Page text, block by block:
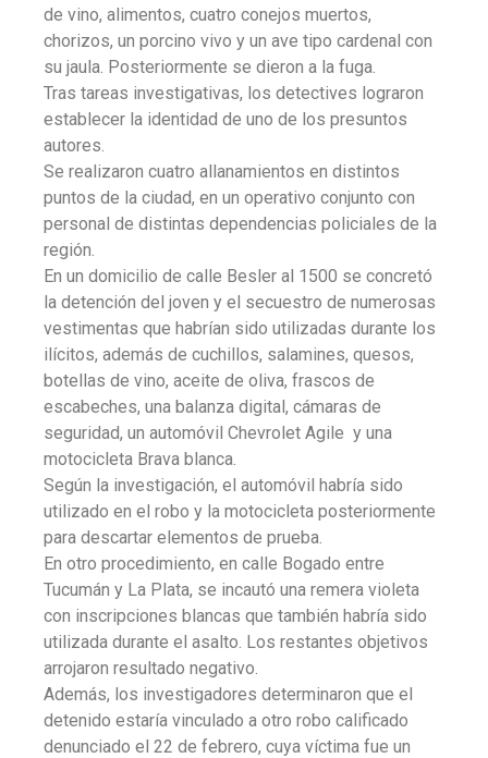
de vino, alimentos, cuatro conejos muertos,
chorizos, un porcino vivo y un ave tipo cardenal con
su jaula. Posteriormente se dieron a la fuga.
Tras tareas investigativas, los detectives lograron
establecer la identidad de uno de los presuntos
autores.
Se realizaron cuatro allanamientos en distintos
puntos de la ciudad, en un operativo conjunto con
personal de distintas dependencias policiales de la
región.
En un domicilio de calle Besler al 1500 se concretó
la detención del joven y el secuestro de numerosas
vestimentas que habrían sido utilizadas durante los
ilícitos, además de cuchillos, salamines, quesos,
botellas de vino, aceite de oliva, frascos de
escabeches, una balanza digital, cámaras de
seguridad, un automóvil Chevrolet Agile y una
motocicleta Brava blanca.
Según la investigación, el automóvil habría sido
utilizado en el robo y la motocicleta posteriormente
para descartar elementos de prueba.
En otro procedimiento, en calle Bogado entre
Tucumán y La Plata, se incautó una remera violeta
con inscripciones blancas que también habría sido
utilizada durante el asalto. Los restantes objetivos
arrojaron resultado negativo.
Además, los investigadores determinaron que el
detenido estaría vinculado a otro robo calificado
denunciado el 22 de febrero, cuya víctima fue un